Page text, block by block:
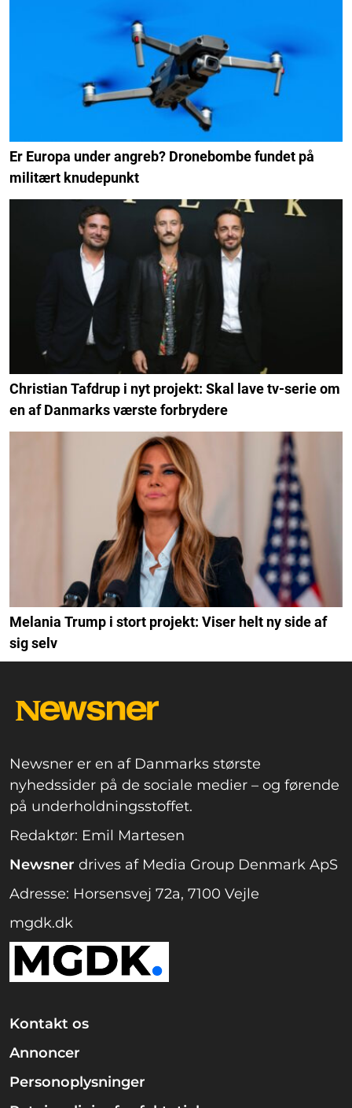
Er Europa under angreb? Dronebombe fundet på
militært knudepunkt
Christian Tafdrup i nyt projekt: Skal lave tv-serie om
en af Danmarks værste forbrydere
Melania Trump i stort projekt: Viser helt ny side af
sig selv
Newsner er en af Danmarks største
nyhedssider på de sociale medier – og førende
på underholdningsstoffet.
Redaktør: Emil Martesen
Newsner drives af Media Group Denmark ApS
Adresse: Horsensvej 72a, 7100 Vejle
mgdk.dk
Kontakt os
Annoncer
Personoplysninger